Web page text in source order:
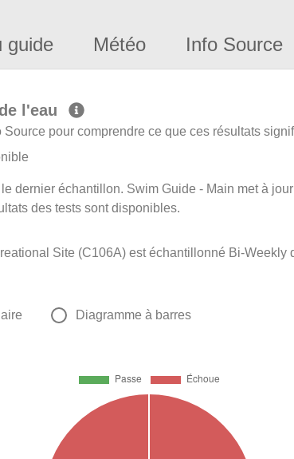
guide Météo Info Source
l'eau
pour comprendre ce que ces résultats
dernier échantillon. Swim Guide - Main met à
des tests sont disponibles.
Site (C106A) est échantillonné Bi-Weekly
Diagramme à barres